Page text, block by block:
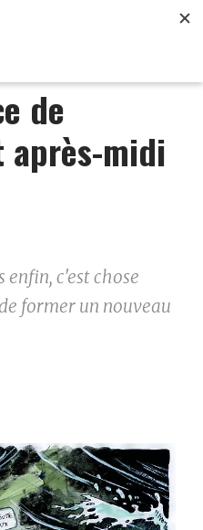
de
après-midi
enfin, c'est chose
former un nouveau